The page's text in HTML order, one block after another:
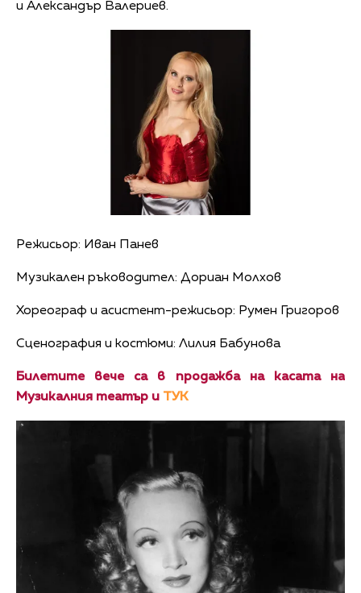
и Александър Валериев.
Режисьор: Иван Панев
Музикален ръководител: Дориан Молхов
Хореограф и асистент-режисьор: Румен Григоров
Сценография и костюми: Лилия Бабунова
Билетите вече са в продажба на касата на
Музикалния театър и ТУК